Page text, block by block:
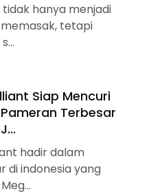
tidak hanya menjadi
tetapi
Siap Mencuri
Terbesar
hadir dalam
di indonesia yang